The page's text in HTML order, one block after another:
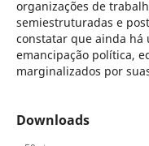
organizações de
semiestruturadas e
constatar que ainda há
emancipação política,
marginalizados por
Downloads